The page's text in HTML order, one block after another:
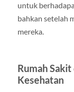
untuk
bahkan setelah
mereka.
Rumah
Kesehatan